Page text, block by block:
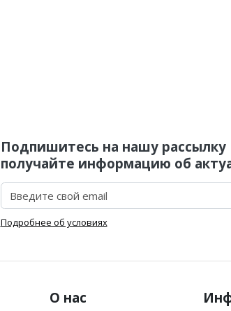
Подпишитесь на нашу рассылку
получайте информацию об
Подробнее об условиях
О нас